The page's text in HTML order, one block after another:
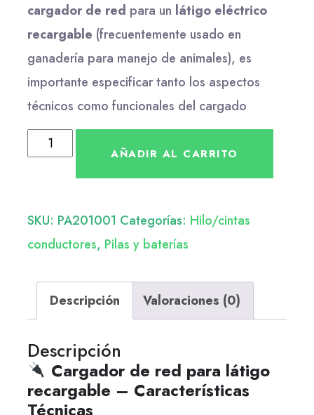
cargador de red para un látigo eléctrico
recargable (frecuentemente usado en
ganadería para manejo de animales), es
importante especificar tanto los aspectos
técnicos como funcionales del cargado
AÑADIR AL CARRITO
SKU: PA201001 Categorías: Hilo/cintas
conductores, Pilas y baterías
Descripción Valoraciones (0)
Descripción
Cargador de red para látigo
recargable – Características
Técnicas